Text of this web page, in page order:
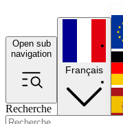
Open sub
navigation
Recherche
Français